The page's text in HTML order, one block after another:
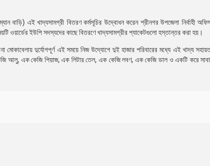
বাড়ি) এই খাদ্যসামগ্রী বিতরণ কর্মসূচির উদ্বোধন করেন শ্রীনগর উপজেলা নির্বাহী
ইউপি সদস্যদের কাছে বিতরণে খাদ্যসামগ্রীর প্যাকেটগুলো হস্তান্তর করা হয়।
দুর্যোগপূর্ণ এই সময়ে নিজ উদ্যোগে দুই হাজার পরিবারের মধ্যে এই খাদ্য
আলু, এক কেজি পিয়াজ, এক লিটার তেল, এক কেজি লবণ, এক কেজি ডাল ও একটি করে